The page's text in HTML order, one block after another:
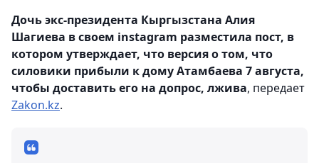
Дочь экс-президента Кыргызстана Алия
Шагиева в своем instagram разместила пост, в
котором утверждает, что версия о том, что
силовики прибыли к дому Атамбаева 7 августа,
чтобы доставить его на допрос, лжива, передает
Zakon.kz.